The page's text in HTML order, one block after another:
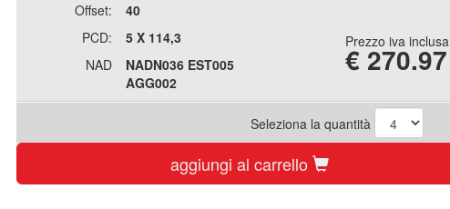
Offset:
40
PCD:
5 X 114,3
NAD
NADN036 EST005
AGG002
Prezzo iva inclusa
€ 270.97
Seleziona la quantità
aggiungi al carrello